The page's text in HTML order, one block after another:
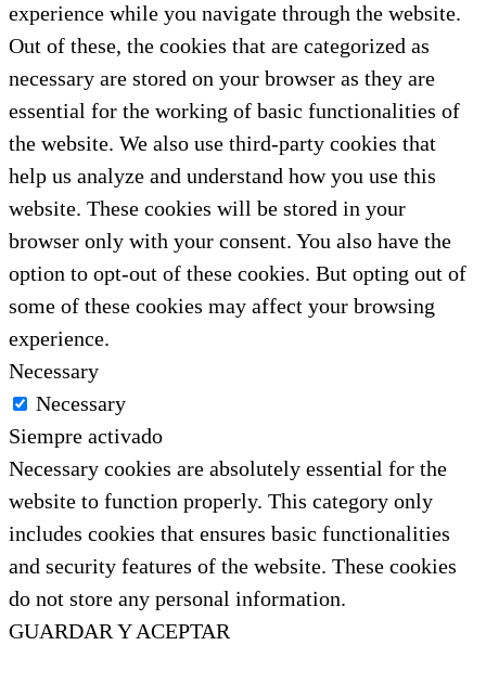
experience while you navigate through the website.
Out of these, the cookies that are categorized as
necessary are stored on your browser as they are
essential for the working of basic functionalities of
the website. We also use third-party cookies that
help us analyze and understand how you use this
website. These cookies will be stored in your
browser only with your consent. You also have the
option to opt-out of these cookies. But opting out of
some of these cookies may affect your browsing
experience.
Necessary
Necessary
Siempre activado
Necessary cookies are absolutely essential for the
website to function properly. This category only
includes cookies that ensures basic functionalities
and security features of the website. These cookies
do not store any personal information.
GUARDAR Y ACEPTAR